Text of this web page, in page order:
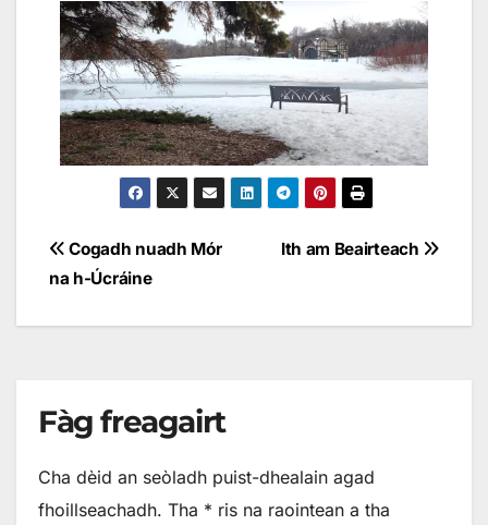
Ith am Beairteach
Cogadh nuadh Mór
na h-Úcráine
Fàg freagairt
Cha dèid an seòladh puist-dhealain agad
fhoillseachadh. Tha * ris na raointean a tha